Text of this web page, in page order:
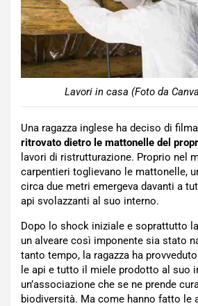
Lavori in casa (Foto da
Una ragazza inglese ha deciso di
ritrovato dietro le mattonelle del
lavori di ristrutturazione. Proprio nel
carpentieri toglievano le mattonelle,
circa due metri emergeva davanti a
api svolazzanti al suo interno.
Dopo lo shock iniziale e soprattutto
un alveare così imponente sia stato
tanto tempo, la ragazza ha provveduto
le api e tutto il miele prodotto al suo
un’associazione che se ne prende
biodiversità. Ma come hanno fatto le